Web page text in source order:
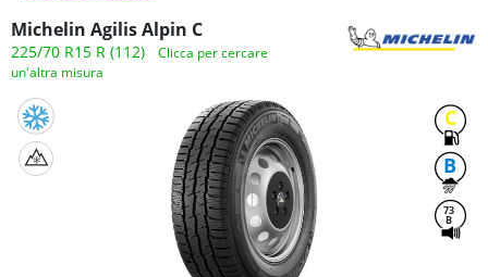
Michelin Agilis Alpin C
225/70 R15 R (112)
Clicca per cercare
un'altra misura
C
B
73
B